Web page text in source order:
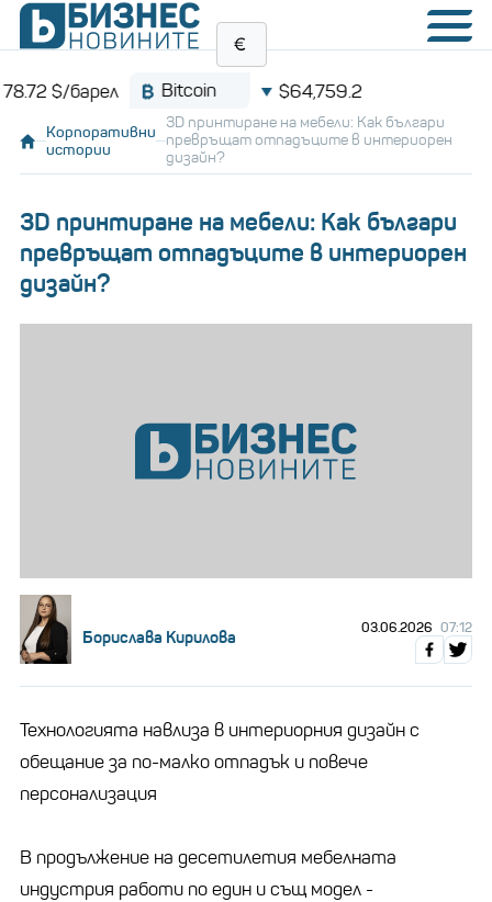
Bitcoin $64,759.2
Корпоративни
истории
3D принтиране на мебели: Как българи
превръщат отпадъците в интериорен
дизайн?
3D принтиране на мебели: Как българи
превръщат отпадъците в интериорен
дизайн?
Борислава Кирилова 03.06.2026 07:12
Технологията навлиза в интериорния дизайн с
обещание за по-малко отпадък и повече
персонализация
В продължение на десетилетия мебелната
индустрия работи по един и същ модел -